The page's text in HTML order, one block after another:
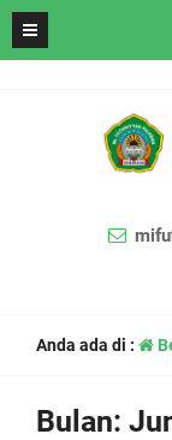
Anda ada di :
Bulan: